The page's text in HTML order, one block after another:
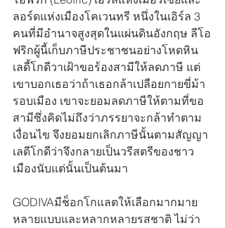
ลอร์ดแห่งเมืองโคเวนทรี หนึ่งในเอิร์ล 3
คนที่มีอำนาจสูงสุดในแผ่นดินอังกฤษ ลีโอ
ฟริกผู้นี้เก็บภาษีประชาชนอย่างโหดหิน
เลดี้โกดีวาเฝ้าขอร้องสามีให้ลดภาษี แต่
เขาบอกเธอว่าถ้าเธอกล้าเปลือยกายขี่ม้า
รอบเมือง เขาจะยอมลดภาษีให้ตามที่ขอ
สามีซึ่งคิดไม่ถึงว่าภรรยาจะกล้าทำตาม
เงื่อนไข จึงยอมยกเลิกภาษีนั้นตามสัญญา
เลดีโกดีว่าจึงกลายเป็นวรีสตรีของชาว
เมืองนับแต่นั้นเป็นต้นมา
GODIVAมีช็อกโกแลตให้เลือกมากมาย
หลายแบบและหลากหลายรสชาติ ไม่ว่า